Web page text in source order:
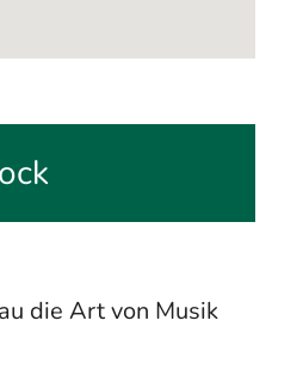
die Art von Musik